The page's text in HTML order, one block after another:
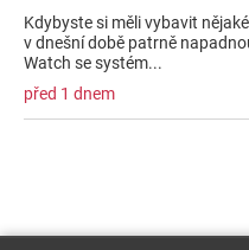
Kdybyste si měli vybavit
v dnešní době patrně
Watch se systém...
před 1 dnem